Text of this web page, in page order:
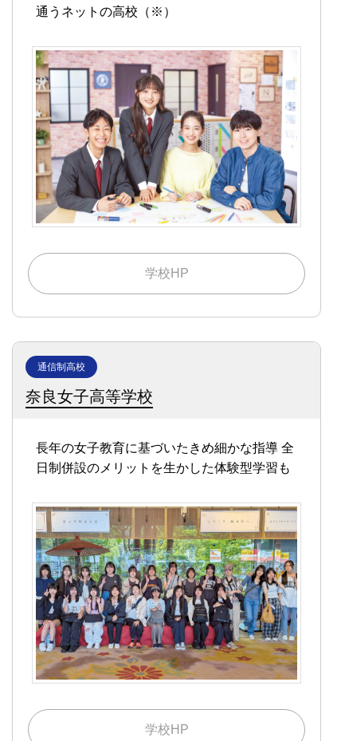
通うネットの高校（※）
学校HP
通信制高校
奈良女子高等学校
長年の女子教育に基づいたきめ細かな指導 全
日制併設のメリットを生かした体験型学習も
学校HP